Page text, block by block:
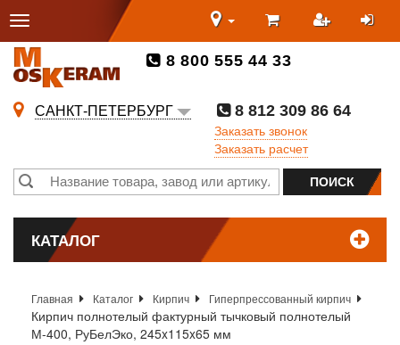
8 800 555 44 33
САНКТ-ПЕТЕРБУРГ
8 812 309 86 64
Заказать звонок
Заказать расчет
КАТАЛОГ
Главная Каталог Кирпич Гиперпрессованный кирпич
Кирпич полнотелый фактурный тычковый полнотелый
М-400, РуБелЭко, 245x115x65 мм